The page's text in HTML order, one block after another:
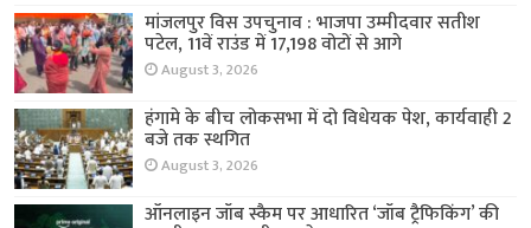
मांजलपुर विस उपचुनाव : भाजपा उम्मीदवार सतीश
पटेल, 11वें राउंड में 17,198 वोटों से आगे
August 3, 2026
हंगामे के बीच लोकसभा में दो विधेयक पेश, कार्यवाही 2
बजे तक स्थगित
August 3, 2026
ऑनलाइन जॉब स्कैम पर आधारित ‘जॉब ट्रैफिकिंग’ की